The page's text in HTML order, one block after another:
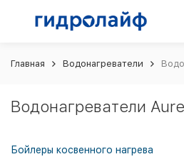
Главная Водонагреватели
Водонагреватели
Бойлеры косвенного нагрева